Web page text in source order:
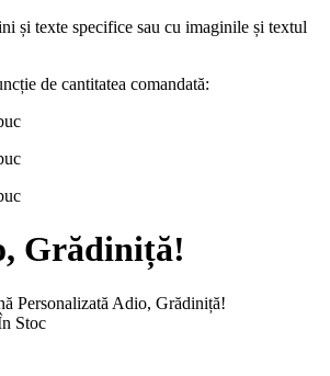
și texte specifice sau cu imaginile și textul
de cantitatea comandată:
Grădiniță!
Personalizată Adio, Grădiniță!
Stoc